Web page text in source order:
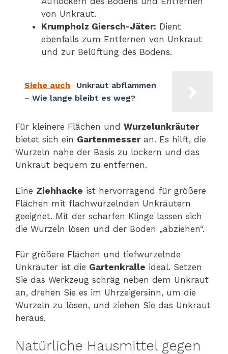
von Unkraut.
Krumpholz Giersch-Jäter: Dient
ebenfalls zum Entfernen von Unkraut
und zur Belüftung des Bodens.
Siehe auch
Unkraut abflammen
– Wie lange bleibt es weg?
Für kleinere Flächen und Wurzelunkräuter
bietet sich ein Gartenmesseran. Es hilft, die
Wurzeln nahe der Basis zu lockern und das
Unkraut bequem zu entfernen.
Eine Ziehhacke ist hervorragend für größere
Flächen mit flachwurzelnden Unkräutern
geeignet. Mit der scharfen Klinge lassen sich
die Wurzeln lösen und der Boden „abziehen“.
Für größere Flächen und tiefwurzelnde
Unkräuter ist die Gartenkralle ideal. Setzen
Sie das Werkzeug schräg neben dem Unkraut
an, drehen Sie es im Uhrzeigersinn, um die
Wurzeln zu lösen, und ziehen Sie das Unkraut
heraus.
Natürliche Hausmittel gegen